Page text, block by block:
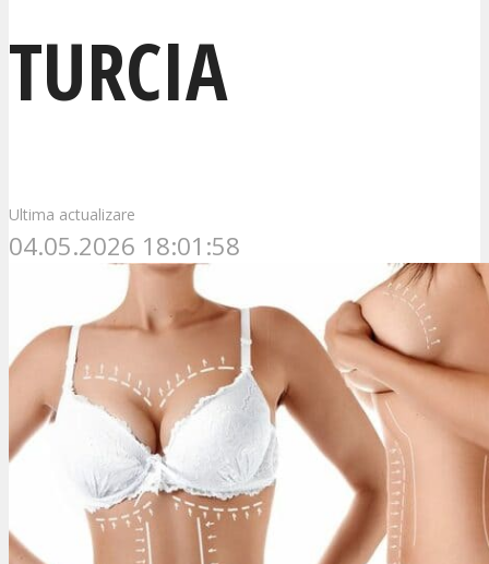
TURCIA
Ultima actualizare
04.05.2026 18:01:58